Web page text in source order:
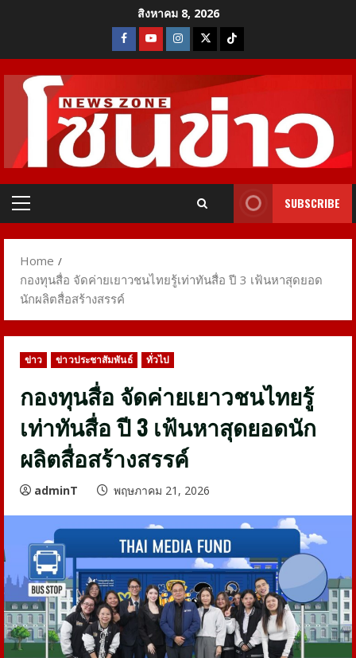
สิงหาคม 8, 2026
Facebook
YoutubeInstagram
X Tiktok
Primary
SUBSCRIBE
Home
กองทุนสื่อ จัดค่ายเยาวชนไทยรู้เท่าทันสื่อ ปี 3 เฟ้นหาสุดยอด
นักผลิตสื่อสร้างสรรค์
ข่าว ข่าวประชาสัมพันธ์ ทั่วไป
กองทุนสื่อ จัดค่ายเยาวชนไทยรู้
เท่าทันสื่อ ปี 3 เฟ้นหาสุดยอดนัก
ผลิตสื่อสร้างสรรค์
adminT พฤษภาคม 21, 2026